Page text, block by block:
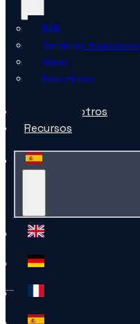
B2B
Servicios financieros
Viajes
Deportivos
Sobre nosotros
Recursos